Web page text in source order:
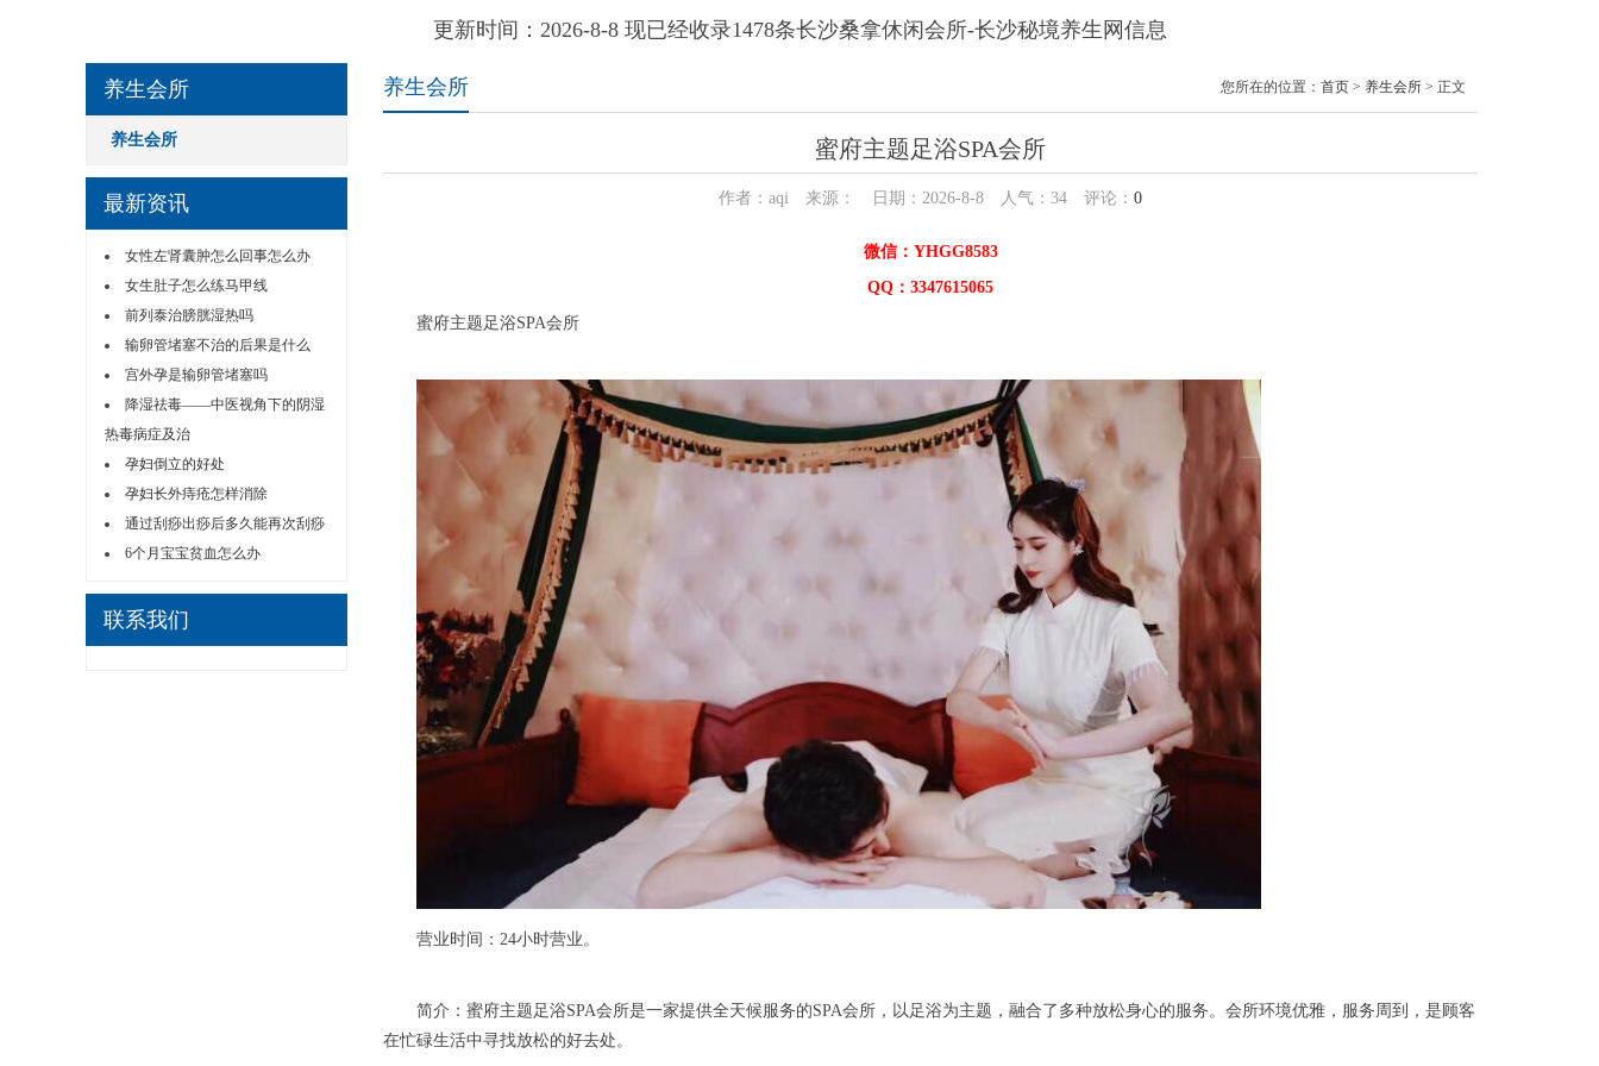
更新时间：2026-8-8 现已经收录1478条长沙桑拿休闲会所-长沙秘境养生网信息
养生会所
养生会所
最新资讯
女性左肾囊肿怎么回事怎么办
女生肚子怎么练马甲线
前列泰治膀胱湿热吗
输卵管堵塞不治的后果是什么
宫外孕是输卵管堵塞吗
降湿祛毒——中医视角下的阴湿
热毒病症及治
孕妇倒立的好处
孕妇长外痔疮怎样消除
通过刮痧出痧后多久能再次刮痧
6个月宝宝贫血怎么办
联系我们
养生会所 您所在的位置： 首页 > 养生会所 > 正文
蜜府主题足浴SPA会所
作者：aqi 来源： 日期：2026-8-8 人气： 34 评论： 0
微信：YHGG8583
QQ：3347615065
蜜府主题足浴SPA会所
营业时间：24小时营业。
简介：蜜府主题足浴SPA会所是一家提供全天候服务的SPA会所，以足浴为主题，融合了多种放松身心的服务。会所环境优雅，服务周到，是顾客
在忙碌生活中寻找放松的好去处。